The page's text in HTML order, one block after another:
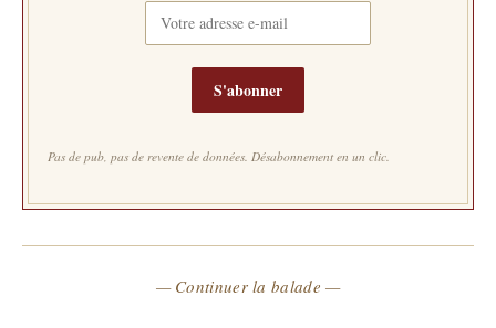
S'abonner
Pas de pub, pas de revente de données. Désabonnement en un clic.
— Continuer la balade —